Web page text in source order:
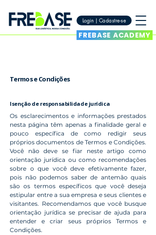
Login | Cadastre-se
FREBASE ACADEMY
Termos e Condições
Isenção de responsabilidade jurídica
Os esclarecimentos e informações prestados
nesta página têm apenas a finalidade geral e
pouco específica de como redigir seus
próprios documentos de Termos e Condições.
Você não deve se fiar neste artigo como
orientação jurídica ou como recomendações
sobre o que você deve efetivamente fazer,
pois não podemos saber de antemão quais
são os termos específicos que você deseja
estipular entre a sua empresa e seus clientes e
visitantes. Recomendamos que você busque
orientação jurídica se precisar de ajuda para
entender e criar seus próprios Termos e
Condições.